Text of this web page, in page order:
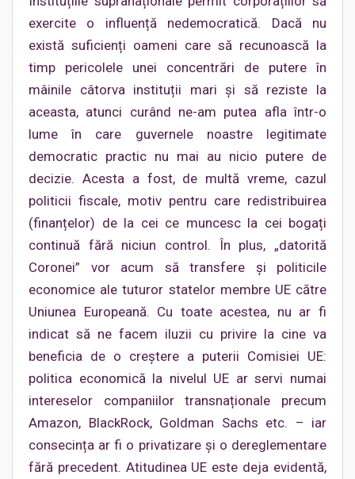
exercite o influență nedemocratică. Dacă nu
există suficienți oameni care să recunoască la
timp pericolele unei concentrări de putere în
mâinile câtorva instituții mari și să reziste la
aceasta, atunci curând ne-am putea afla într-o
lume în care guvernele noastre legitimate
democratic practic nu mai au nicio putere de
decizie. Acesta a fost, de multă vreme, cazul
politicii fiscale, motiv pentru care redistribuirea
(finanțelor) de la cei ce muncesc la cei bogați
continuă fără niciun control. În plus, „datorită
Coronei” vor acum să transfere și politicile
economice ale tuturor statelor membre UE către
Uniunea Europeană. Cu toate acestea, nu ar fi
indicat să ne facem iluzii cu privire la cine va
beneficia de o creștere a puterii Comisiei UE:
politica economică la nivelul UE ar servi numai
intereselor companiilor transnaționale precum
Amazon, BlackRock, Goldman Sachs etc. – iar
consecința ar fi o privatizare și o dereglementare
fără precedent. Atitudinea UE este deja evidentă,